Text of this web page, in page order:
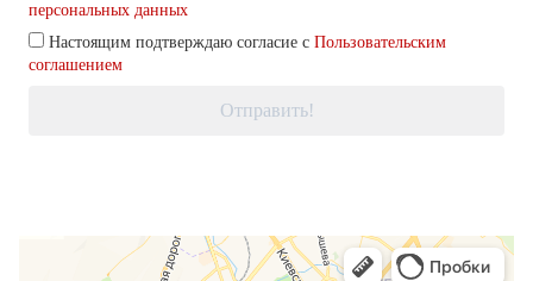
персональных данных
Настоящим подтверждаю согласие с Пользовательским
соглашением
Отправить!